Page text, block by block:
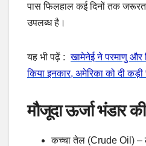
पास फिलहाल कई दिनों तक
उपलब्ध है।
यह भी पढ़ें : खामेनेई ने परमाणु और
किया इनकार, अमेरिका को दी कड़ी
मौजूदा ऊर्जा भंडार
कच्चा तेल (Crude Oil) –